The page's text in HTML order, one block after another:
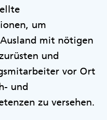
um
mit nötigen
und
vor Ort
und
zu versehen.